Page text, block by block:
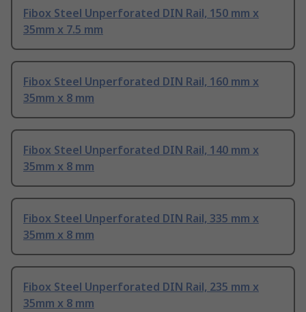
Fibox Steel Unperforated DIN Rail, 150 mm x
35mm x 7.5 mm
Fibox Steel Unperforated DIN Rail, 160 mm x
35mm x 8 mm
Fibox Steel Unperforated DIN Rail, 140 mm x
35mm x 8 mm
Fibox Steel Unperforated DIN Rail, 335 mm x
35mm x 8 mm
Fibox Steel Unperforated DIN Rail, 235 mm x
35mm x 8 mm